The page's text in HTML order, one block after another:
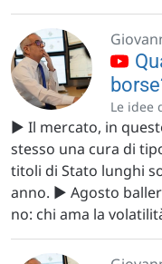
Le idee
▶️ Il mercato, in
stesso una cura di
titoli di Stato lunghi
anno. ▶️ Agosto
no: chi ama la